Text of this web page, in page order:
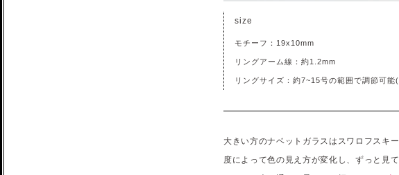
size
モチーフ：19x10mm
リングアーム線：約1.2mm
リングサイズ：約7~15号の範囲で調節可
大きい方のナベットガラスはスワロフスキ
度によって色の見え方が変化し、ずっと見